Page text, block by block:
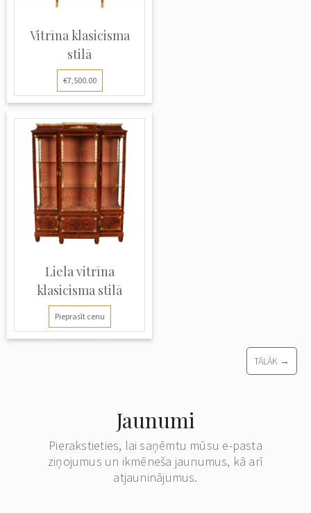
Vitrīna klasicisma
stilā
€7,500.00
Liela vitrīna
klasicisma stilā
Pieprasīt cenu
TĀLĀK →
Jaunumi
Pierakstieties, lai saņēmtu mūsu e-pasta
ziņojumus un ikmēneša jaunumus, kā arī
atjauninājumus.